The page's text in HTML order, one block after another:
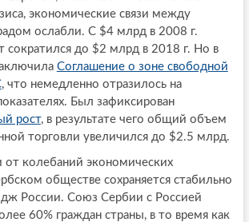
экономические связи между
ослабли. С $4 млрд в 2008 г.
сократился до $2 млрд в 2018 г. Но в
Соглашение о зоне свободной
, что немедленно отразилось на
Был зафиксирован
рост, в результате чего общий объем
торговли увеличился до $2.5 млрд.
от колебаний экономических
обществе сохраняется стабильно
России. Союз Сербии с Россией
60% граждан страны, в то время как